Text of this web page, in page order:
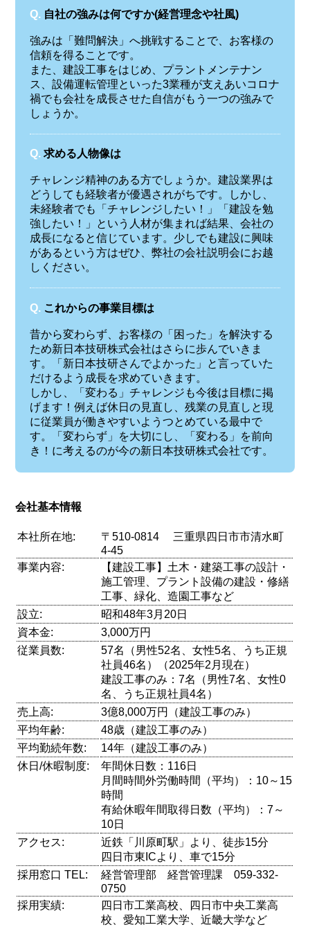
Q. 自社の強みは何ですか(経営理念や社風)
強みは「難問解決」へ挑戦することで、お客様の
信頼を得ることです。
また、建設工事をはじめ、プラントメンテナン
ス、設備運転管理といった3業種が支えあいコロナ
禍でも会社を成長させた自信がもう一つの強みで
しょうか。
Q. 求める人物像は
チャレンジ精神のある方でしょうか。建設業界は
どうしても経験者が優遇されがちです。しかし、
未経験者でも「チャレンジしたい！」「建設を勉
強したい！」という人材が集まれば結果、会社の
成長になると信じています。少しでも建設に興味
があるという方はぜひ、弊社の会社説明会にお越
しください。
Q. これからの事業目標は
昔から変わらず、お客様の「困った」を解決する
ため新日本技研株式会社はさらに歩んでいきま
す。「新日本技研さんでよかった」と言っていた
だけるよう成長を求めていきます。
しかし、「変わる」チャレンジも今後は目標に掲
げます！例えば休日の見直し、残業の見直しと現
に従業員が働きやすいようつとめている最中で
す。「変わらず」を大切にし、「変わる」を前向
き！に考えるのが今の新日本技研株式会社です。
会社基本情報
本社所在地:
〒510-0814 三重県四日市市清水町
4-45
事業内容:
【建設工事】土木・建築工事の設計・
施工管理、プラント設備の建設・修繕
工事、緑化、造園工事など
設立:
昭和48年3月20日
資本金:
3,000万円
従業員数:
57名（男性52名、女性5名、うち正規
社員46名）（2025年2月現在）
建設工事のみ：7名（男性7名、女性0
名、うち正規社員4名）
売上高:
3億8,000万円（建設工事のみ）
平均年齢:
48歳（建設工事のみ）
平均勤続年数:
14年（建設工事のみ）
休日/休暇制度:
年間休日数：116日
月間時間外労働時間（平均）：10～15
時間
有給休暇年間取得日数（平均）：7～
10日
アクセス:
近鉄「川原町駅」より、徒歩15分
四日市東ICより、車で15分
採用窓口 TEL:
経営管理部 経営管理課 059-332-
0750
採用実績:
四日市工業高校、四日市中央工業高
校、愛知工業大学、近畿大学など